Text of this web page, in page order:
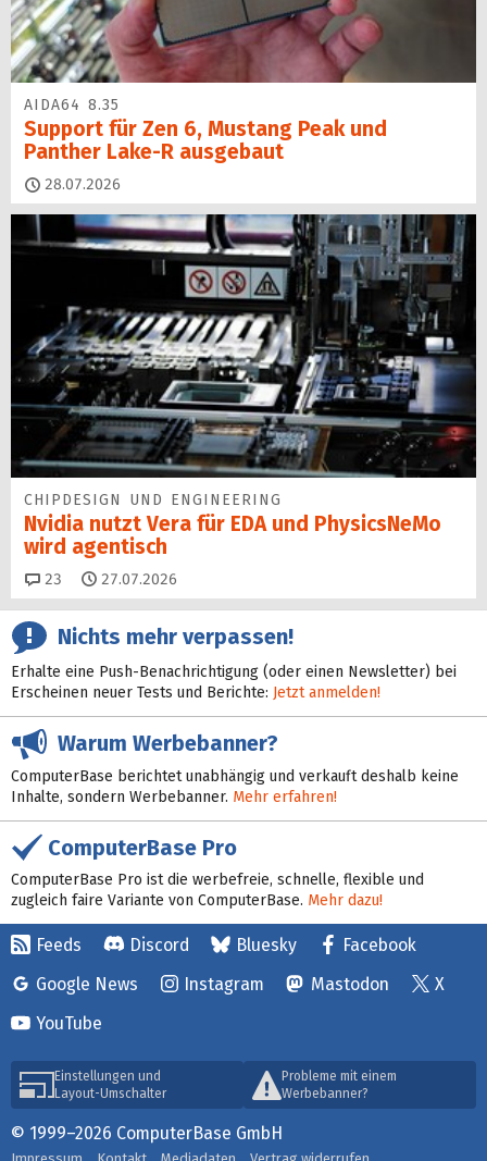
AIDA64 8.35
Support für Zen 6, Mustang Peak und
Panther Lake-R ausgebaut
28.07.2026
CHIPDESIGN UND ENGINEERING
Nvidia nutzt Vera für EDA und PhysicsNeMo
wird agentisch
23 Kommentare
27.07.2026
Nichts mehr verpassen!
Erhalte eine Push-Benachrichtigung (oder einen Newsletter) bei
Erscheinen neuer Tests und Berichte: Jetzt anmelden!
Warum Werbebanner?
ComputerBase berichtet unabhängig und verkauft deshalb keine
Inhalte, sondern Werbebanner. Mehr erfahren!
ComputerBase Pro
ComputerBase Pro ist die werbefreie, schnelle, flexible und
zugleich faire Variante von ComputerBase. Mehr dazu!
Feeds Discord Bluesky
Facebook
Google News
Instagram Mastodon
X
YouTube
Einstellungen und
Layout-Umschalter
Probleme mit einem
Werbebanner?
© 1999–2026 ComputerBase GmbH